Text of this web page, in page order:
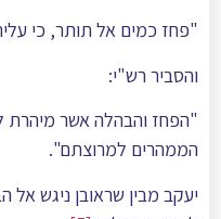
"פחז כמים אל תותר, כי
והסביר רש"י:
"הפחז והבהלה אשר מיהרת
הממהרים למרוצתם".
יעקב מבין שראובן ניגש אל